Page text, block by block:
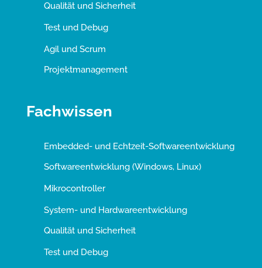
Qualität und Sicherheit
Test und Debug
Agil und Scrum
Projektmanagement
Fachwissen
Embedded- und Echtzeit-Softwareentwicklung
Softwareentwicklung (Windows, Linux)
Mikrocontroller
System- und Hardwareentwicklung
Qualität und Sicherheit
Test und Debug